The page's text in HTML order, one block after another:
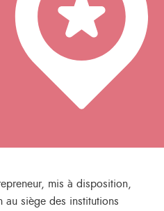
mis à disposition,
siège des institutions